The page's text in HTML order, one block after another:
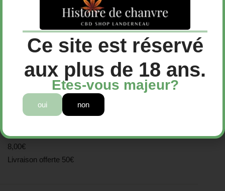
Huile stupéfiante Huile hydratante
naturelle visage, corps, cheveux et
barbe
8,00€
Livraison offerte 50€
Ce site est réservé
aux plus de 18 ans.
Etes-vous majeur?
oui non